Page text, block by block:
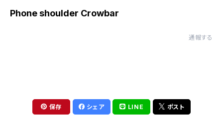
Phone shoulder Crowbar
通報する
保存 シェア LINE ポスト